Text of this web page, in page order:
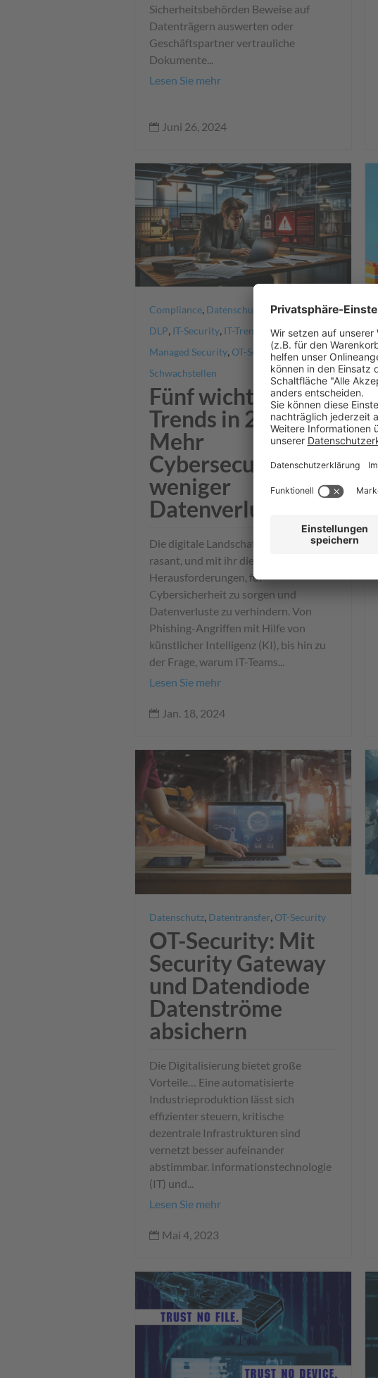
Sicherheitsbehörden Beweise auf
Datenträgern auswerten oder
Geschäftspartner vertrauliche
Dokumente...
Lesen Sie mehr
 Juni 26, 2024
Compliance, Datenschutz Datentransfer,
DLP, IT-Security, IT-Trends
Managed Security, OT-Security,Phishing,
Schwachstellen
Fünf wichtige
Trends in 2024:
Mehr
Cybersecurity und
weniger
Datenverluste
Die digitale Landschaft verändert sich
rasant, und mit ihr die
Herausforderungen, für
Cybersicherheit zu sorgen und
Datenverluste zu verhindern. Von
Phishing-Angriffen mit Hilfe von
künstlicher Intelligenz (KI), bis hin zu
der Frage, warum IT-Teams...
Lesen Sie mehr
 Jan. 18, 2024
Datenschutz, Datentransfer, OT-Security
OT-Security: Mit
Security Gateway
und Datendiode
Datenströme
absichern
Die Digitalisierung bietet große
Vorteile… Eine automatisierte
Industrieproduktion lässt sich
effizienter steuern, kritische
dezentrale Infrastrukturen sind
vernetzt besser aufeinander
abstimmbar. Informationstechnologie
(IT) und...
Lesen Sie mehr
 Mai 4, 2023